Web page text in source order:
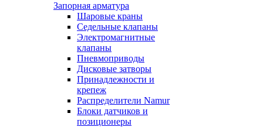
Запорная арматура
Шаровые краны
Седельные клапаны
Электромагнитные
клапаны
Пневмоприводы
Дисковые затворы
Принадлежности и
крепеж
Распределители Namur
Блоки датчиков и
позиционеры